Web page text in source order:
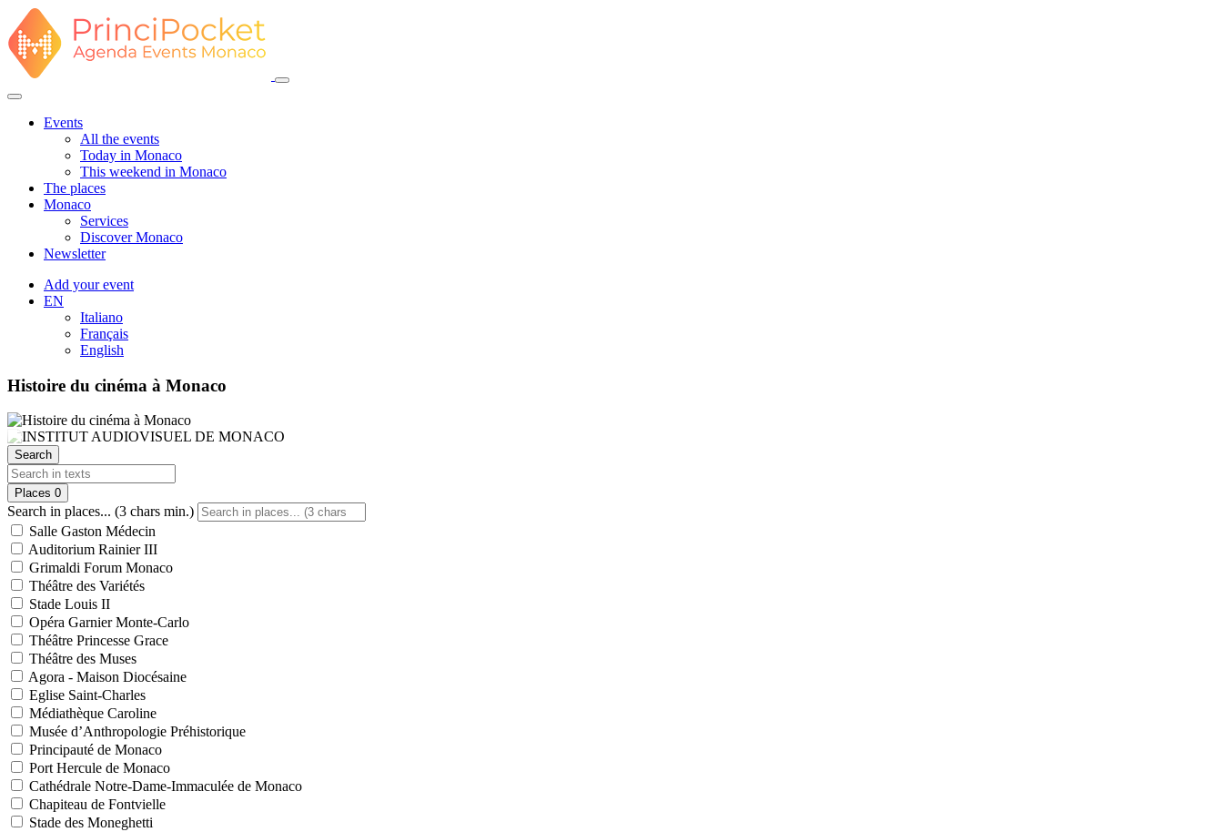
Events
All the events
Today in Monaco
This weekend in Monaco
The places
Monaco
Services
Discover Monaco
Newsletter
Add your event
EN
Italiano
Français
English
Histoire du cinéma à Monaco
Search
Places 0
Search in places... (3 chars min.)
Salle Gaston Médecin
Auditorium Rainier III
Grimaldi Forum Monaco
Théâtre des Variétés
Stade Louis II
Opéra Garnier Monte-Carlo
Théâtre Princesse Grace
Théâtre des Muses
Agora - Maison Diocésaine
Eglise Saint-Charles
Médiathèque Caroline
Musée d’Anthropologie Préhistorique
Principauté de Monaco
Port Hercule de Monaco
Cathédrale Notre-Dame-Immaculée de Monaco
Chapiteau de Fontvielle
Stade des Moneghetti